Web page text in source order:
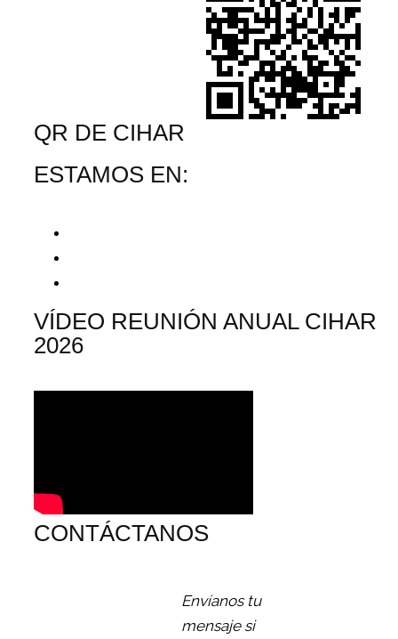
QR DE CIHAR
ESTAMOS EN:
VÍDEO REUNIÓN ANUAL CIHAR
2026
CONTÁCTANOS
Envíanos tu
mensaje si